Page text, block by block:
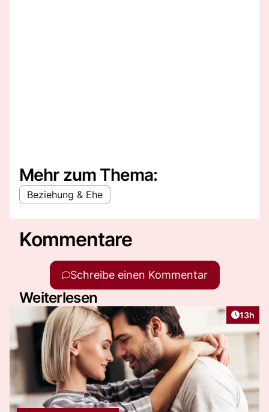
Mehr zum Thema:
Beziehung & Ehe
Kommentare
Schreibe einen Kommentar
Weiterlesen
Artikel
13h